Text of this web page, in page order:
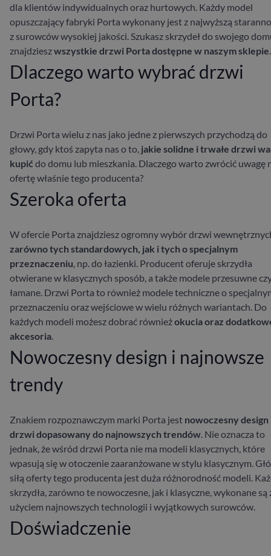
dla klientów indywidualnych oraz hurtowych. Każdy model
opuszczający fabryki Porta wykonany jest z najwyższą
z surowców wysokiej jakości. Szukasz skrzydeł do swojego
znajdzieszwszystkie drzwi Porta dostępne w naszym sklepie.
Dlaczego warto wybrać drzwi
Porta?
Drzwi Porta wielu z nas jako jedne z pierwszych przychodzą do
głowy, gdy ktoś zapyta nas o to, jakie solidne i trwałe drzwi
kupić do domu lub mieszkania. Dlaczego warto zwrócić uwagę
ofertę właśnie tego producenta?
Szeroka oferta
W ofercie Porta znajdziesz ogromny wybór drzwi
zarówno tych standardowych, jak i tych o specjalnym
przeznaczeniu, np. do łazienki. Producent oferuje skrzydła
otwierane w klasycznych sposób, a także modele przesuwne
łamane. Drzwi Porta to również modele techniczne o
przeznaczeniu oraz wejściowe w wielu różnych wariantach. Do
każdych modeli możesz dobrać równieżokucia oraz
akcesoria.
Nowoczesny design i najnowsze
trendy
Znakiem rozpoznawczym marki Porta jest nowoczesny design
drzwi dopasowany do najnowszych trendów. Nie oznacza to
jednak, że wśród drzwi Porta nie ma modeli klasycznych, które
wpasują się w otoczenie zaaranżowane w stylu klasycznym.
siłą oferty tego producenta jest duża różnorodność modeli.
skrzydła, zarówno te nowoczesne, jak i klasyczne, wykonane są
użyciem najnowszych technologii i wyjątkowych surowców.
Doświadczenie